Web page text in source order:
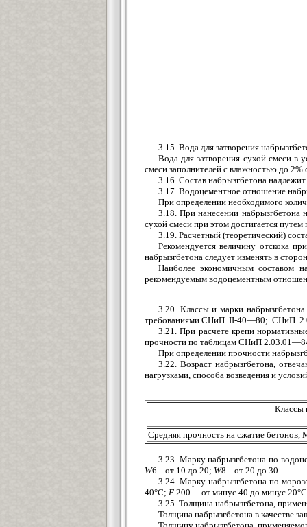
3.15. Вода для затворения
Вода для затворения сухой смеси в
смеси заполнителей с влажностью до
3.16. Состав набрызгбетона
3.17. Водоцементное отношение
При определении необходимого
3.18. При нанесении
сухой смеси при этом достигается
3.19. Расчетный (теоретический)
Рекомендуется величину отскока
набрызгбетона следует изменять в
Наиболее экономичным составом
рекомендуемым водоцементным
3.20. Классы и марки
требованиями СНиП II-40—80; СНиП
3.21. При расчете крепи
прочности по таблицам СНиП
При определении прочности
3.22. Возраст набрызгбетона,
нагрузками, способа возведения и
Классы
Средняя прочность на сжатие
3.23. Марку набрызгбетона по
W6—от 10 до 20; W8—от 20 до 30.
3.24. Марку набрызгбетона по
40°С; F 200— от минус 40 до минус
3.25. Толщина набрызгбетона,
Толщина набрызгбетона в качестве